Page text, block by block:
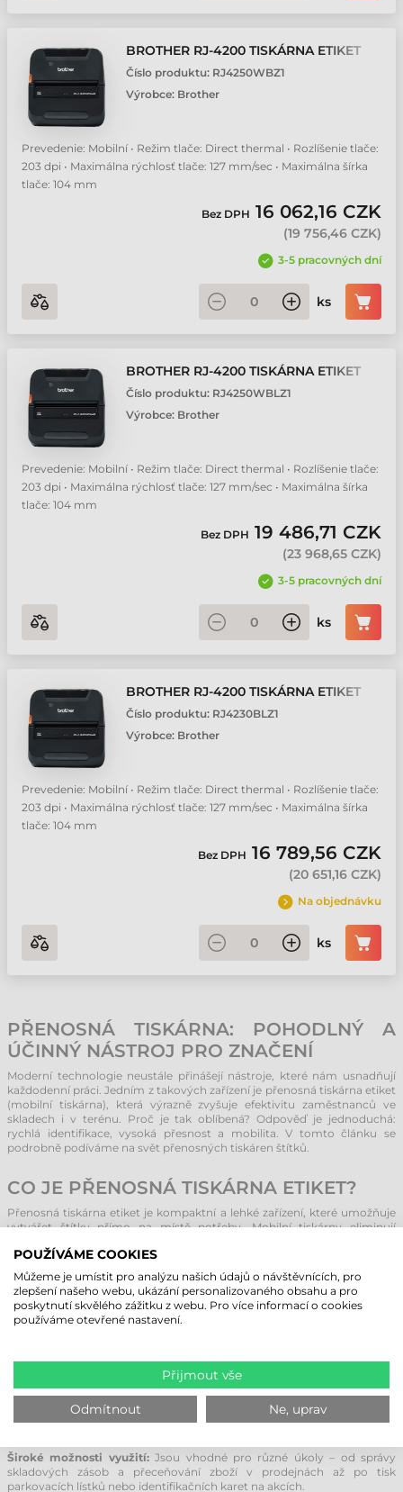
BROTHER RJ-4200 TISKÁRNA ETIKET
Číslo produktu: RJ4250WBZ1
Výrobce: Brother
Prevedenie: Mobilní • Režim tlače: Direct thermal • Rozlíšenie tlače:
203 dpi • Maximálna rýchlosť tlače: 127 mm/sec • Maximálna šírka
tlače: 104 mm
Bez DPH 16 062,16 CZK
(19 756,46 CZK)
3-5 pracovných dní
ks
BROTHER RJ-4200 TISKÁRNA ETIKET
Číslo produktu: RJ4250WBLZ1
Výrobce: Brother
Prevedenie: Mobilní • Režim tlače: Direct thermal • Rozlíšenie tlače:
203 dpi • Maximálna rýchlosť tlače: 127 mm/sec • Maximálna šírka
tlače: 104 mm
Bez DPH 19 486,71 CZK
(23 968,65 CZK)
3-5 pracovných dní
ks
BROTHER RJ-4200 TISKÁRNA ETIKET
Číslo produktu: RJ4230BLZ1
Výrobce: Brother
Prevedenie: Mobilní • Režim tlače: Direct thermal • Rozlíšenie tlače:
203 dpi • Maximálna rýchlosť tlače: 127 mm/sec • Maximálna šírka
tlače: 104 mm
Bez DPH 16 789,56 CZK
(20 651,16 CZK)
Na objednávku
ks
PŘENOSNÁ TISKÁRNA: POHODLNÝ A
ÚČINNÝ NÁSTROJ PRO ZNAČENÍ
Moderní technologie neustále přinášejí nástroje, které nám usnadňují
každodenní práci. Jedním z takových zařízení je přenosná tiskárna etiket
(mobilní tiskárna), která výrazně zvyšuje efektivitu zaměstnanců ve
skladech i v terénu. Proč je tak oblíbená? Odpověď je jednoduchá:
rychlá identifikace, vysoká přesnost a mobilita. V tomto článku se
podrobně podíváme na svět přenosných tiskáren štítků.
CO JE PŘENOSNÁ TISKÁRNA ETIKET?
Přenosná tiskárna etiket je kompaktní a lehké zařízení, které umožňuje
vytvářet štítky přímo na místě potřeby. Mobilní tiskárny eliminují
zvyšují produktivitu.
Tato zařízení dokáží tisknout čárové kódy, QR kódy, texty, loga a další
grafiku, což uživatelům umožňuje okamžitě identifikovat a sledovat
produkty, zásilky nebo majetek.
Mobilní tiskárny nabízejí řadu výhod, díky kterým jsou nepostradatelné v
Mobilita a ergonomie:Přenosné tiskárny jsou lehké a navržené pro
nošení na opasku nebo v brašně. Umožňují práci kdekoli v terénu bez
Široké možnosti využití:Jsou vhodné pro různé úkoly – od správy
skladových zásob a přeceňování zboží v prodejnách až po tisk
parkovacích lístků nebo identifikačních karet na akcích.
POUŽÍVÁME COOKIES
Můžeme je umístit pro analýzu našich údajů o návštěvnících, pro
zlepšení našeho webu, ukázání personalizovaného obsahu a pro
poskytnutí skvělého zážitku z webu. Pro více informací o cookies
používáme otevřené nastavení.
Přijmout vše
Odmítnout Ne, uprav